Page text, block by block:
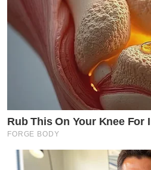
Rub This On Your Knee For
FORGE BODY